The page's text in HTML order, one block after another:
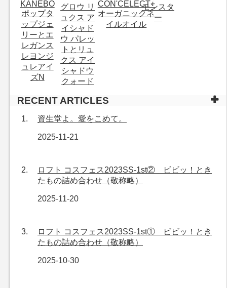
RECENT ARTICLES
資生堂よ。愛をこめて。
2025-11-21
ロフト コスフェス2023SS-1st② ビビッ！とき
たもの詰め合わせ（敬称略）
2025-11-20
ロフト コスフェス2023SS-1st① ビビッ！とき
たもの詰め合わせ（敬称略）
2025-10-30